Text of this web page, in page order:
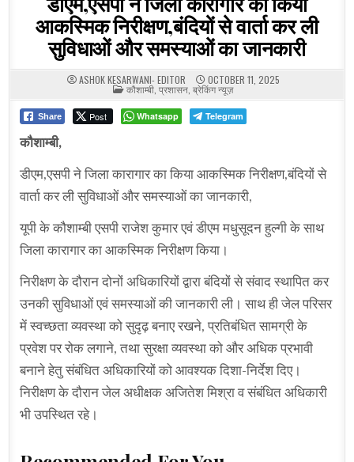
आकस्मिक निरीक्षण,बंदियों से वार्ता कर ली
सुविधाओं और समस्याओं का जानकारी
ASHOK KESARWANI- EDITOR OCTOBER 11, 2025
POSTED
IN
कौशाम्बी ,प्रशासन ब्रेकिंग न्यूज़
Share Post Whatsapp Telegram
कौशाम्बी,
डीएम,एसपी ने जिला कारागार का किया आकस्मिक निरीक्षण,बंदियों से
वार्ता कर ली सुविधाओं और समस्याओं का जानकारी,
यूपी के कौशाम्बी एसपी राजेश कुमार एवं डीएम मधुसूदन हुल्गी के साथ
जिला कारागार का आकस्मिक निरीक्षण किया।
निरीक्षण के दौरान दोनों अधिकारियों द्वारा बंदियों से संवाद स्थापित कर
उनकी सुविधाओं एवं समस्याओं की जानकारी ली। साथ ही जेल परिसर
में स्वच्छता व्यवस्था को सुदृढ़ बनाए रखने, प्रतिबंधित सामग्री के
प्रवेश पर रोक लगाने, तथा सुरक्षा व्यवस्था को और अधिक प्रभावी
बनाने हेतु संबंधित अधिकारियों को आवश्यक दिशा-निर्देश दिए।
निरीक्षण के दौरान जेल अधीक्षक अजितेश मिश्रा व संबंधित अधिकारी
भी उपस्थित रहे।